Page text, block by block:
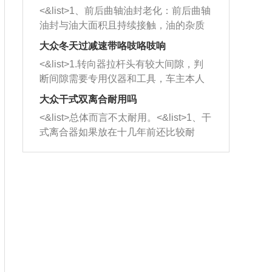
西取出来。但如果是因为积碳过多引起
的堵塞，就需要将三元催化器泡在草酸
洗剂对堵塞的情况得到解决，将清洗剂
放在燃油箱中，与燃油混合后，车辆启
动时，就可以和汽油一起进入到燃烧
室，最后形成废气排出，就可以让三元
催化器得到清洗，排气管堵塞的情况就
能够得到解决。
一圈半的练习，往右同样也要打相同的
圈数。 <&list>3、最后强调要反复练
习，这样就可以形成肌肉记忆，在真实
驾驶车辆时，不需要记忆也能打好方
向。
<&list>1、前后曲轴油封老化：前后曲轴
油封与油大面积且持续接触，油的杂质
和发动机内持续温度变化使其密封效果
逐渐减弱，导致渗油或漏油。<&list>2、
活塞间隙过大：积碳会使活塞环与缸体
的间隙扩大，导致机油流入燃烧室中，
造成烧机油。<&list>3、机油粘度。使用
机油粘度过小的话，同样会有烧机油现
象，机油粘度过小具有很好的流动性，
大众冬天过减速带咯吱咯吱响
<&list>1.转向器拉杆头有较大间隙，判
断间隙需要专用仪器和工具，车主本人
无法制作，需要将车辆送到修理厂或4s
店；<&list>2.车辆半轴套管防尘罩破
裂，破裂后会出现漏油现象，使半轴磨
损严重，磨损的半轴容易损坏，产生异
响；<&list>3.稳定器的转向胶套和球头
大众干式双离合耐用吗
<&list>总体而言不太耐用。<&list>1、干
式离合器如果放在十几年前还比较耐